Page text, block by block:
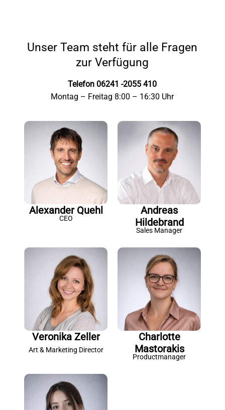
Unser Team steht für alle Fragen
zur Verfügung
Telefon 06241 -2055 410
Montag – Freitag 8:00 – 16:30 Uhr
Alexander Quehl
CEO
Andreas
Hildebrand
Sales Manager
Veronika Zeller
Art & Marketing Director
Charlotte
Mastorakis
Productmanager